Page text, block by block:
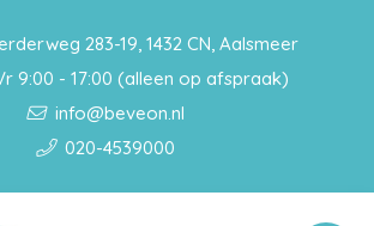
283-19, 1432 CN, Aalsmeer
9:00 - 17:00 (alleen op afspraak)
info@beveon.nl
020-4539000